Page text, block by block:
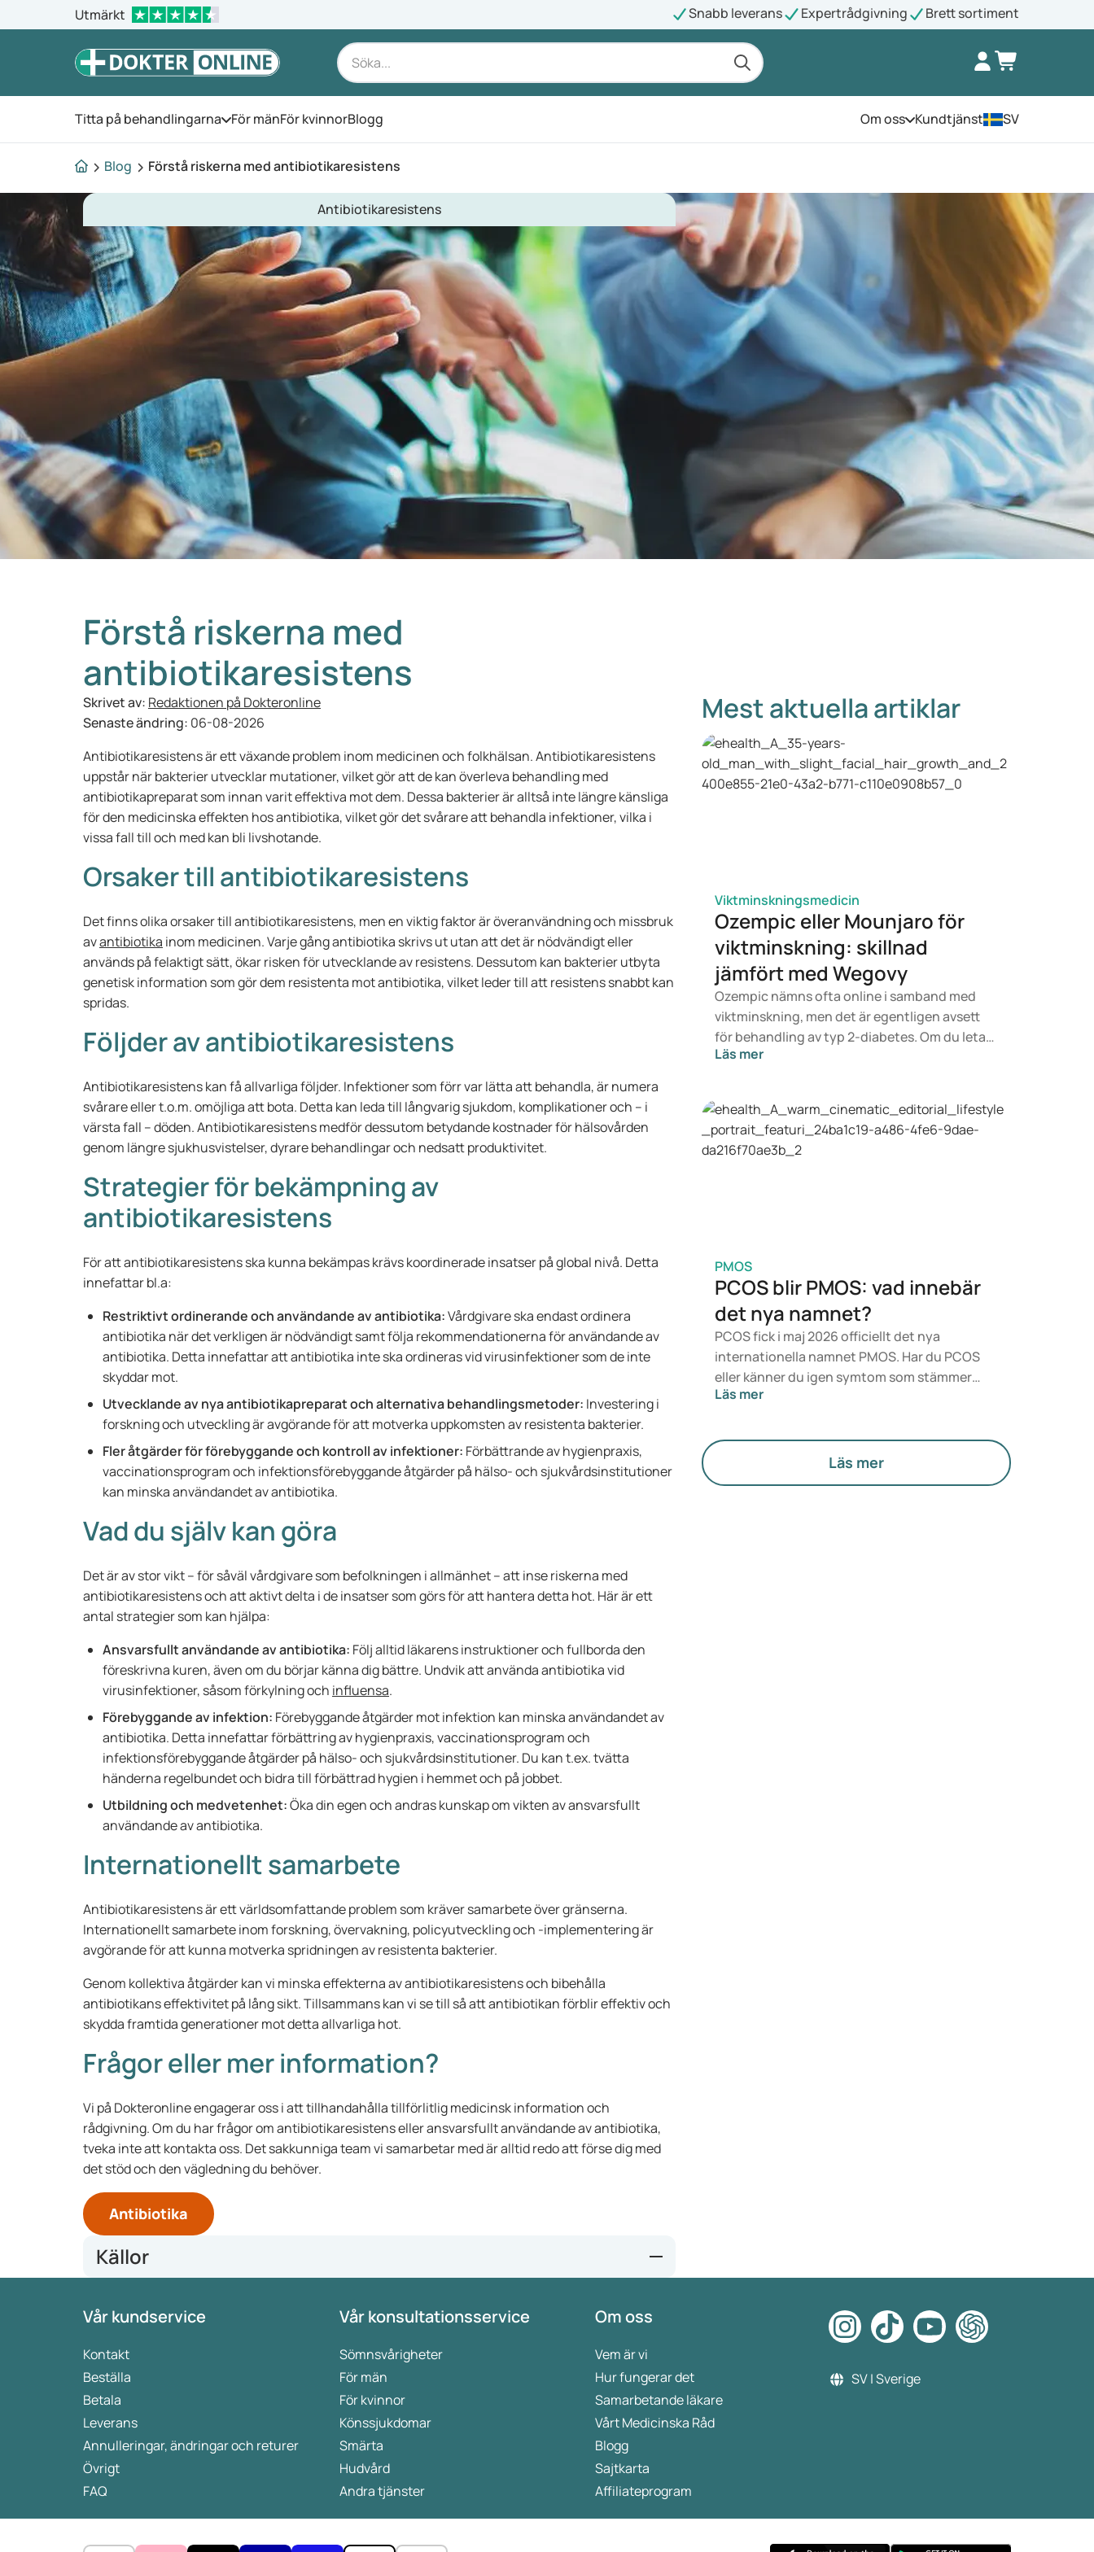
Utmärkt Snabb leverans Expertrådgivning Brett sortiment
Titta på behandlingarna Öppna menyn
För mänFör kvinnorBlogg Om ossÖppna menyn
Kundtjänst SV
Blog Förstå riskerna med antibiotikaresistens
Antibiotikaresistens
Förstå riskerna med
antibiotikaresistens
Skrivet av: Redaktionen på Dokteronline
Senaste ändring: 06-08-2026
Antibiotikaresistens är ett växande problem inom medicinen och folkhälsan. Antibiotikaresistens
uppstår när bakterier utvecklar mutationer, vilket gör att de kan överleva behandling med
antibiotikapreparat som innan varit effektiva mot dem. Dessa bakterier är alltså inte längre känsliga
för den medicinska effekten hos antibiotika, vilket gör det svårare att behandla infektioner, vilka i
vissa fall till och med kan bli livshotande.
Orsaker till antibiotikaresistens
Det finns olika orsaker till antibiotikaresistens, men en viktig faktor är överanvändning och missbruk
avantibiotika inom medicinen. Varje gång antibiotika skrivs ut utan att det är nödvändigt eller
används på felaktigt sätt, ökar risken för utvecklande av resistens. Dessutom kan bakterier utbyta
genetisk information som gör dem resistenta mot antibiotika, vilket leder till att resistens snabbt kan
spridas.
Följder av antibiotikaresistens
Antibiotikaresistens kan få allvarliga följder. Infektioner som förr var lätta att behandla, är numera
svårare eller t.o.m. omöjliga att bota. Detta kan leda till långvarig sjukdom, komplikationer och – i
värsta fall – döden. Antibiotikaresistens medför dessutom betydande kostnader för hälsovården
genom längre sjukhusvistelser, dyrare behandlingar och nedsatt produktivitet.
Strategier för bekämpning av
antibiotikaresistens
För att antibiotikaresistens ska kunna bekämpas krävs koordinerade insatser på global nivå. Detta
innefattar bl.a:
Restriktivt ordinerande och användande av antibiotika:Vårdgivare ska endast ordinera
antibiotika när det verkligen är nödvändigt samt följa rekommendationerna för användande av
antibiotika. Detta innefattar att antibiotika inte ska ordineras vid virusinfektioner som de inte
skyddar mot.
Utvecklande av nya antibiotikapreparat och alternativa behandlingsmetoder: Investering i
forskning och utveckling är avgörande för att motverka uppkomsten av resistenta bakterier.
Fler åtgärder för förebyggande och kontroll av infektioner: Förbättrande av hygienpraxis,
vaccinationsprogram och infektionsförebyggande åtgärder på hälso- och sjukvårdsinstitutioner
kan minska användandet av antibiotika.
Vad du själv kan göra
Det är av stor vikt – för såväl vårdgivare som befolkningen i allmänhet – att inse riskerna med
antibiotikaresistens och att aktivt delta i de insatser som görs för att hantera detta hot. Här är ett
antal strategier som kan hjälpa:
Ansvarsfullt användande av antibiotika: Följ alltid läkarens instruktioner och fullborda den
föreskrivna kuren, även om du börjar känna dig bättre. Undvik att använda antibiotika vid
virusinfektioner, såsom förkylning och influensa.
Förebyggande av infektion: Förebyggande åtgärder mot infektion kan minska användandet av
antibiotika. Detta innefattar förbättring av hygienpraxis, vaccinationsprogram och
infektionsförebyggande åtgärder på hälso- och sjukvårdsinstitutioner. Du kan t.ex. tvätta
händerna regelbundet och bidra till förbättrad hygien i hemmet och på jobbet.
Utbildning och medvetenhet:Öka din egen och andras kunskap om vikten av ansvarsfullt
användande av antibiotika.
Internationellt samarbete
Antibiotikaresistens är ett världsomfattande problem som kräver samarbete över gränserna.
Internationellt samarbete inom forskning, övervakning, policyutveckling och -implementering är
avgörande för att kunna motverka spridningen av resistenta bakterier.
Genom kollektiva åtgärder kan vi minska effekterna av antibiotikaresistens och bibehålla
antibiotikans effektivitet på lång sikt. Tillsammans kan vi se till så att antibiotikan förblir effektiv och
skydda framtida generationer mot detta allvarliga hot.
Frågor eller mer information?
Vi på Dokteronline engagerar oss i att tillhandahålla tillförlitlig medicinsk information och
rådgivning. Om du har frågor om antibiotikaresistens eller ansvarsfullt användande av antibiotika,
tveka inte att kontakta oss. Det sakkunniga team vi samarbetar med är alltid redo att förse dig med
det stöd och den vägledning du behöver.
Antibiotika
Källor
5 redenen om antimicrobiële resistentie (AMR) tegen te gaan - Consilium (europa.eu)
https://msd.nl/antibioticaresistentie/
Mest aktuella artiklar
Viktminskningsmedicin
Ozempic eller Mounjaro för
viktminskning: skillnad
jämfört med Wegovy
Ozempic nämns ofta online i samband med
viktminskning, men det är egentligen avsett
för behandling av typ 2-diabetes. Om du letar
efter en behandling för viktkontroll är det
dig bäst avgörs av en läkare utifrån din hälsa,
ditt BMI och din medicinanvändning.
Läs mer
PMOS
PCOS blir PMOS: vad innebär
det nya namnet?
PCOS fick i maj 2026 officiellt det nya
internationella namnet PMOS. Har du PCOS
eller känner du igen symtom som stämmer
överens med det? Medicinskt sett förändras
fokus på hormoner, ämnesomsättning och
äggstockarnas funktion.
Läs mer
Läs mer
Vår kundservice
Kontakt
Beställa
Betala
Leverans
Annulleringar, ändringar och returer
Övrigt
FAQ
Vår konsultationsservice
Sömnsvårigheter
För män
För kvinnor
Könssjukdomar
Smärta
Hudvård
Andra tjänster
Om oss
Vem är vi
Hur fungerar det
Samarbetande läkare
Vårt Medicinska Råd
Blogg
Sajtkarta
Affiliateprogram
SV | Sverige